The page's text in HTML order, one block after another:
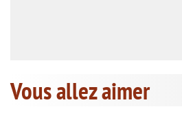
Vous allez aimer